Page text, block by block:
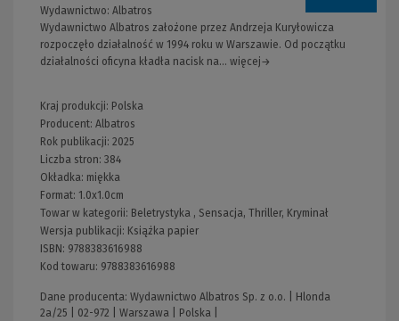
Wydawnictwo: Albatros
Wydawnictwo Albatros założone przez Andrzeja Kuryłowicza
rozpoczęło działalność w 1994 roku w Warszawie. Od początku
działalności oficyna kładła nacisk na... więcej→
Kraj produkcji: Polska
Producent: Albatros
Rok publikacji: 2025
Liczba stron: 384
Okładka: miękka
Format: 1.0x1.0cm
Towar w kategorii: Beletrystyka , Sensacja, Thriller, Kryminał
Wersja publikacji: Książka papier
ISBN: 9788383616988
Kod towaru: 9788383616988
Dane producenta: Wydawnictwo Albatros Sp. z o.o. | Hlonda
2a/25 | 02-972 | Warszawa | Polska |